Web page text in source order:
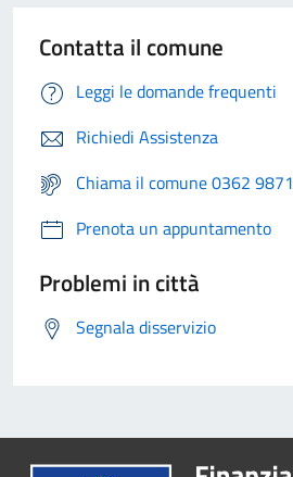
Contatta il comune
Leggi le domande frequenti
Richiedi Assistenza
Chiama il comune 0362 9871
Prenota un appuntamento
Problemi in città
Segnala disservizio